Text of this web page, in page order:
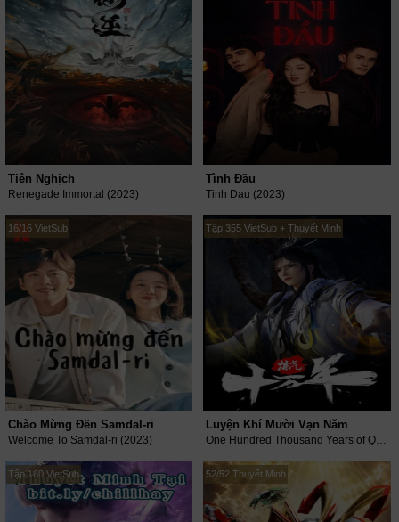
Tiên Nghịch
Renegade Immortal (2023)
Tình Đầu
Tinh Dau (2023)
16/16 VietSub
Chào Mừng Đến Samdal-ri
Welcome To Samdal-ri (2023)
Tập 355 VietSub + Thuyết Minh
Luyện Khí Mười Vạn Năm
One Hundred Thousand Years of Qi Training (2023)
Tập 160 VietSub 52/52 Thuyết Minh